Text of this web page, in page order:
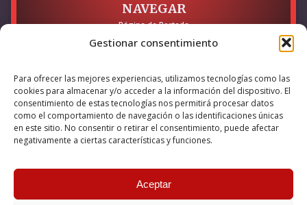
Gestionar consentimiento
Para ofrecer las mejores experiencias, utilizamos tecnologías como las
cookies para almacenar y/o acceder a la información del dispositivo. El
consentimiento de estas tecnologías nos permitirá procesar datos
como el comportamiento de navegación o las identificaciones únicas
en este sitio. No consentir o retirar el consentimiento, puede afectar
negativamente a ciertas características y funciones.
Aceptar
NAVEGAR
Página de Portada
LEGAL
Política de Privacidad
Política de Cookies
Accesibilidad
Esta empresa ha sido beneficiaria del bono Kit Digital y lo ha
internet, financiado por la Unión Europea – NextGeneration EU